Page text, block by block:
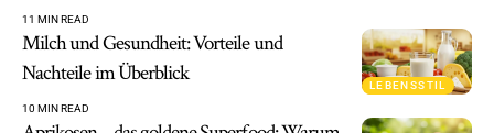
11 MIN READ
LEBENSSTIL
Milch und Gesundheit: Vorteile und
Nachteile im Überblick
10 MIN READ